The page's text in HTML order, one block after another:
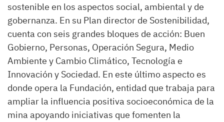
sostenible en los aspectos social, ambiental y de
gobernanza. En su Plan director de Sostenibilidad,
cuenta con seis grandes bloques de acción: Buen
Gobierno, Personas, Operación Segura, Medio
Ambiente y Cambio Climático, Tecnología e
Innovación y Sociedad. En este último aspecto es
donde opera la Fundación, entidad que trabaja para
ampliar la influencia positiva socioeconómica de la
mina apoyando iniciativas que fomenten la